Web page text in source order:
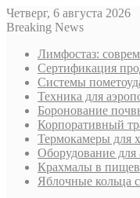
Четверг, 6 августа 2026
Breaking News
Лимфостаз:
Сертификация
Системы
Техника для
Боронование
Корпоративный
Термокамеры для
Оборудование для
Крахмалы в
Яблочные кольца